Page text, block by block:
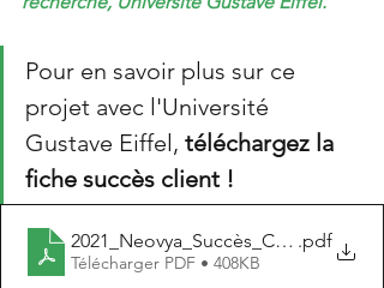
Pour en savoir plus sur ce
projet avec l'Université
Gustave Eiffel, téléchargez la
fiche succès client !
2021_Neovya_Succès_Client_PICS-
.pdf
Télécharger PDF • 408KB